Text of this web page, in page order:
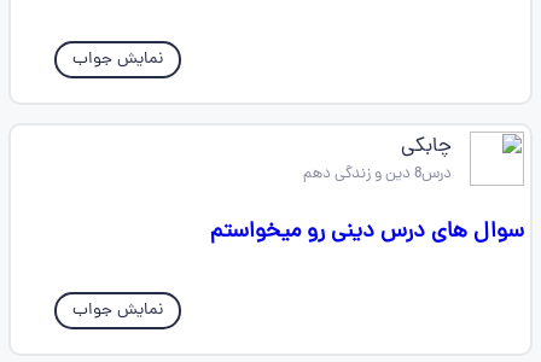
نمایش جواب
چابکی
درس8 دین و زندگی دهم
سوال های درس دینی رو میخواستم
نمایش جواب